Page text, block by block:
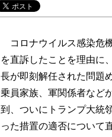
コロナウイルス感染危
を直訴したことを理由に
長が即刻解任された問題
乗員家族、軍関係者など
到、ついにトランプ大統
った措置の適否について